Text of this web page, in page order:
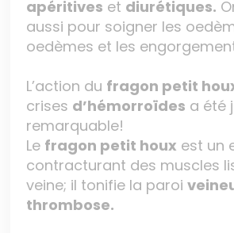
apéritives et diurétiques.
aussi pour soigner les
oedèmes et les
L’action du fragon petit
crises d’hémorroïdes a été
remarquable!
Le fragon petit houx est un
contracturant des muscles
veine; il tonifie la paroi
thrombose.